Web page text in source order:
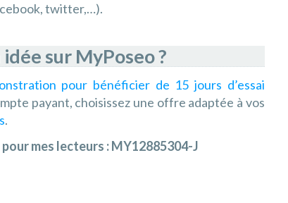
twitter,…).
sur MyPoseo ?
pour bénéficier de 15 jours d’essai
payant, choisissez une offre adaptée à vos
.
mes lecteurs :MY12885304-J